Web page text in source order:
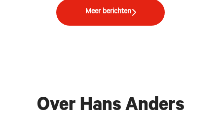
Meer berichten
Over Hans Anders